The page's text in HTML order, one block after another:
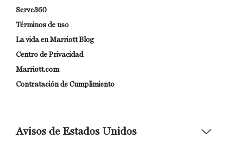
Serve360
Términos de uso
La vida en Marriott Blog
Centro de Privacidad
Marriott.com
Contratación de Cumplimiento
Avisos de Estados Unidos